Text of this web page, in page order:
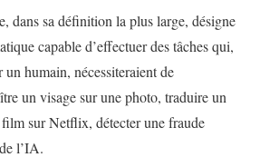
dans sa définition la plus large, désigne
capable d’effectuer des tâches qui,
un humain, nécessiteraient de
un visage sur une photo, traduire un
sur Netflix, détecter une fraude
l’IA.